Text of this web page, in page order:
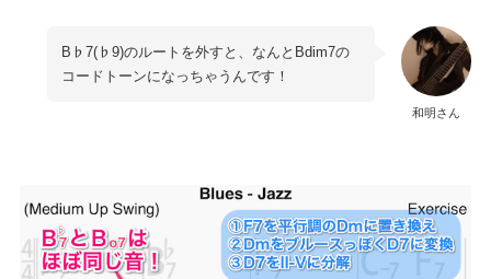
和明さん
B♭7(♭9)のルートを外すと、なんとBdim7の
コードトーンになっちゃうんです！